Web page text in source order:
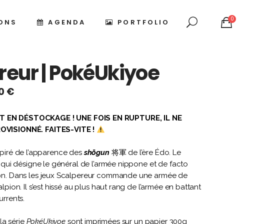
AGENDA PORTFOLIO 0
| PokéUkiyoe
€Plage
prix :
2,50 €
10,00 €
EN DÉSTOCKAGE ! UNE FOIS EN RUPTURE, IL NE
FAITES-VITE !
de l’apparence desshōgun 将軍 de l’ère Édo. Le
désigne le général de l’armée nippone et de facto
Dans les jeux Scalpereur commande une armée de
Il s’est hissé au plus haut rang de l’armée en battant
série PokéUkiyoe sont imprimées sur un papier 300g